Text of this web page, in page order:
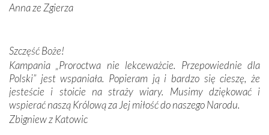
W miejscu objawień Matki Bożej zapaliliśmy świece
Podczas tej kilkudniowej wyprawy na każdym kroku
spotykaliśmy się z serdeczną otwartością
Portugalczyków. Podziwialiśmy ich ludową sztukę i
zwyczaje. Mimo że nasze kraje są od siebie bardzo
oddalone, w żaden sposób nie czuliśmy się obco.
Sprawiła to oczywiście sama Matka Boża, ale też
kulturowa bliskość biorąca swój początek w naszej
Anna ze Zgierza
Szczęść Boże!
Kampania „Proroctwa nie lekceważcie. Przepowiednie dla
Polski” jest wspaniała. Popieram ją i bardzo się cieszę, że
jesteście i stoicie na straży wiary. Musimy dziękować i
wspierać naszą Królową za Jej miłość do naszego Narodu.
Zbigniew z Katowic